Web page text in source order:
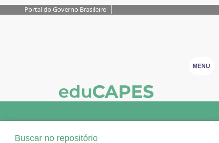
Portal do Governo Brasileiro
MENU